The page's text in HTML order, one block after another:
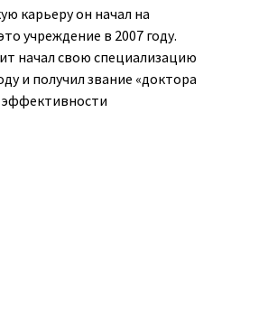
карьеру он начал на
учреждение в 2007 году.
начал свою специализацию
и получил звание «доктора
эффективности